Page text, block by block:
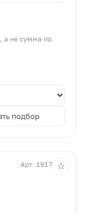
а не сумма по
подбор
Арт. 19174.30
☆